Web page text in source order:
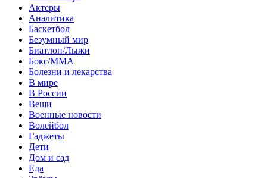
Актеры
Аналитика
Баскетбол
Безумный мир
Биатлон/Лыжи
Бокс/MMA
Болезни и лекарства
В мире
В России
Вещи
Военные новости
Волейбол
Гаджеты
Дети
Дом и сад
Еда